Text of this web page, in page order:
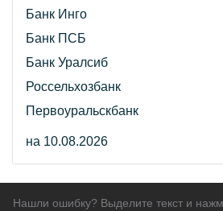
Банк Инго
Банк ПСБ
Банк Уралсиб
Россельхозбанк
Первоуральскбанк
на 10.08.2026
Нашли ошибку? Выделите текст и